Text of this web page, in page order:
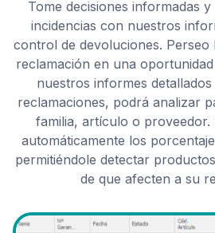
Tome decisiones informadas
incidencias con nuestros
control de devoluciones. Perseo
reclamación en una
nuestros informes detallados
reclamaciones, podrá analizar
familia, artículo o proveedor.
automáticamente los
permitiéndole detectar
de que afecten a su